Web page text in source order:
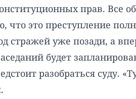
прав. Все
что это преступление
уже позади, а
будет
разобраться суду.